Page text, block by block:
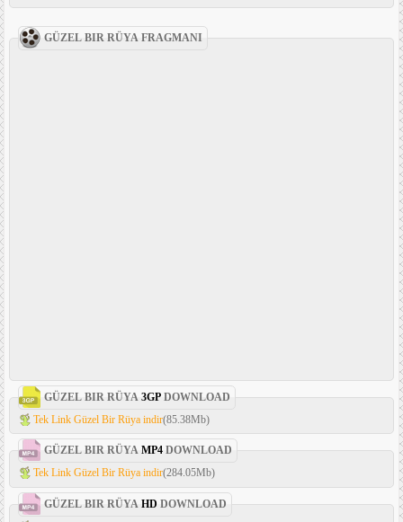
GÜZEL BIR RÜYA FRAGMANI
GÜZEL BIR RÜYA 3GP DOWNLOAD
Tek Link Güzel Bir Rüya indir(85.38Mb)
GÜZEL BIR RÜYA MP4 DOWNLOAD
Tek Link Güzel Bir Rüya indir(284.05Mb)
GÜZEL BIR RÜYA HD DOWNLOAD